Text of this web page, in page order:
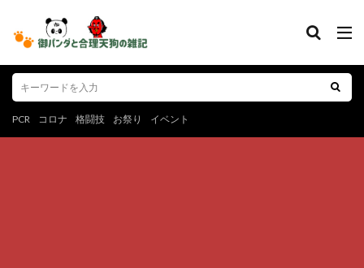
PCR コロナ 格闘技 お祭り イベント